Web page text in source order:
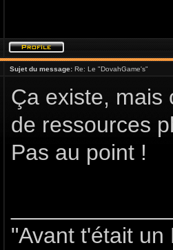
Sujet du message: Re: Le "DovahGame's"
Ça existe, mais
de ressources
Pas au point !
"Avant t'était